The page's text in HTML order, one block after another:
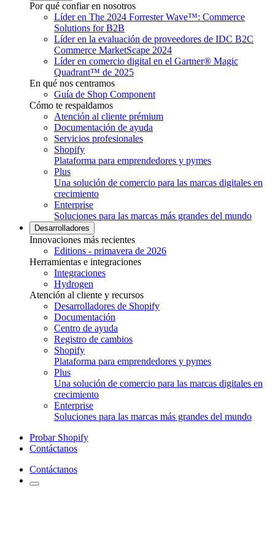
Por qué confiar en nosotros
Líder en The 2024 Forrester Wave™: Commerce
Solutions for B2B
Líder en la evaluación de proveedores de IDC B2C
Commerce MarketScape 2024
Líder en comercio digital en el Gartner® Magic
Quadrant™ de 2025
En qué nos centramos
Guía de Shop Component
Cómo te respaldamos
Atención al cliente prémium
Documentación de ayuda
Servicios profesionales
Shopify
Plataforma para emprendedores y pymes
Plus
Una solución de comercio para las marcas digitales en
crecimiento
Enterprise
Soluciones para las marcas más grandes del mundo
Desarrolladores
Innovaciones más recientes
Editions - primavera de 2026
Herramientas e integraciones
Integraciones
Hydrogen
Atención al cliente y recursos
Desarrolladores de Shopify
Documentación
Centro de ayuda
Registro de cambios
Shopify
Plataforma para emprendedores y pymes
Plus
Una solución de comercio para las marcas digitales en
crecimiento
Enterprise
Soluciones para las marcas más grandes del mundo
Probar Shopify
Contáctanos
Contáctanos